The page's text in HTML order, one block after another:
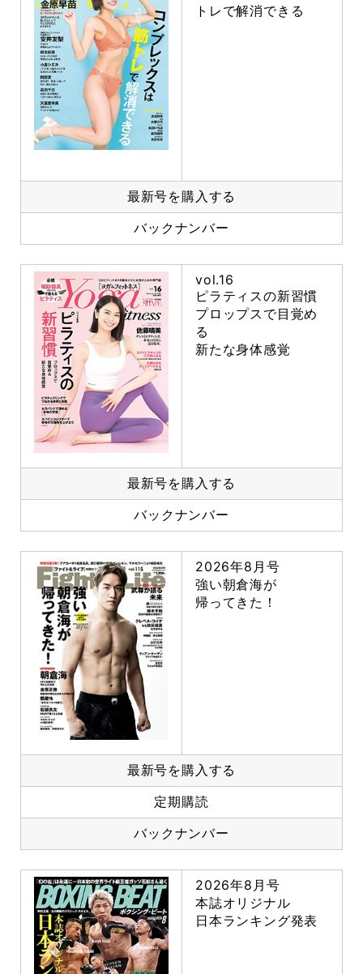
トレで解消できる
最新号を購入する
バックナンバー
vol.16
ピラティスの新習慣
プロップスで目覚め
る
新たな身体感覚
最新号を購入する
バックナンバー
2026年8月号
強い朝倉海が
帰ってきた！
最新号を購入する
定期購読
バックナンバー
2026年8月号
本誌オリジナル
日本ランキング発表